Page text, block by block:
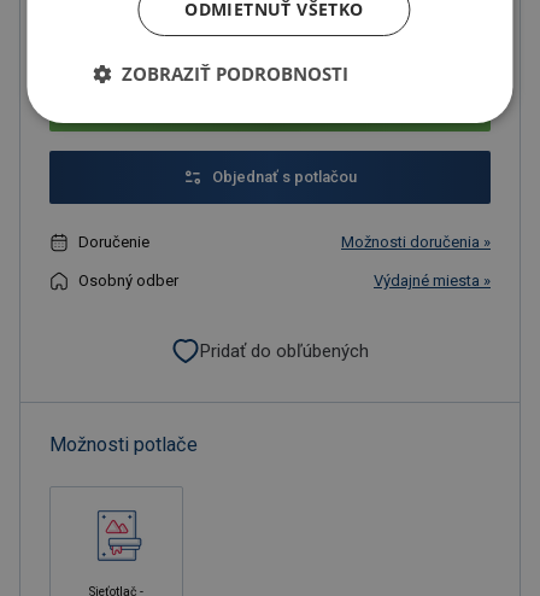
U partnera 28115 ks môžete mať 11.8. až 17.8.
Objednať s potlačou
Doručenie Možnosti doručenia »
Osobný odber Výdajné miesta »
Pridať do obľúbených
Možnosti potlače
Sieťotlač -
ODMIETNUŤ VŠETKO
ZOBRAZIŤ PODROBNOSTI